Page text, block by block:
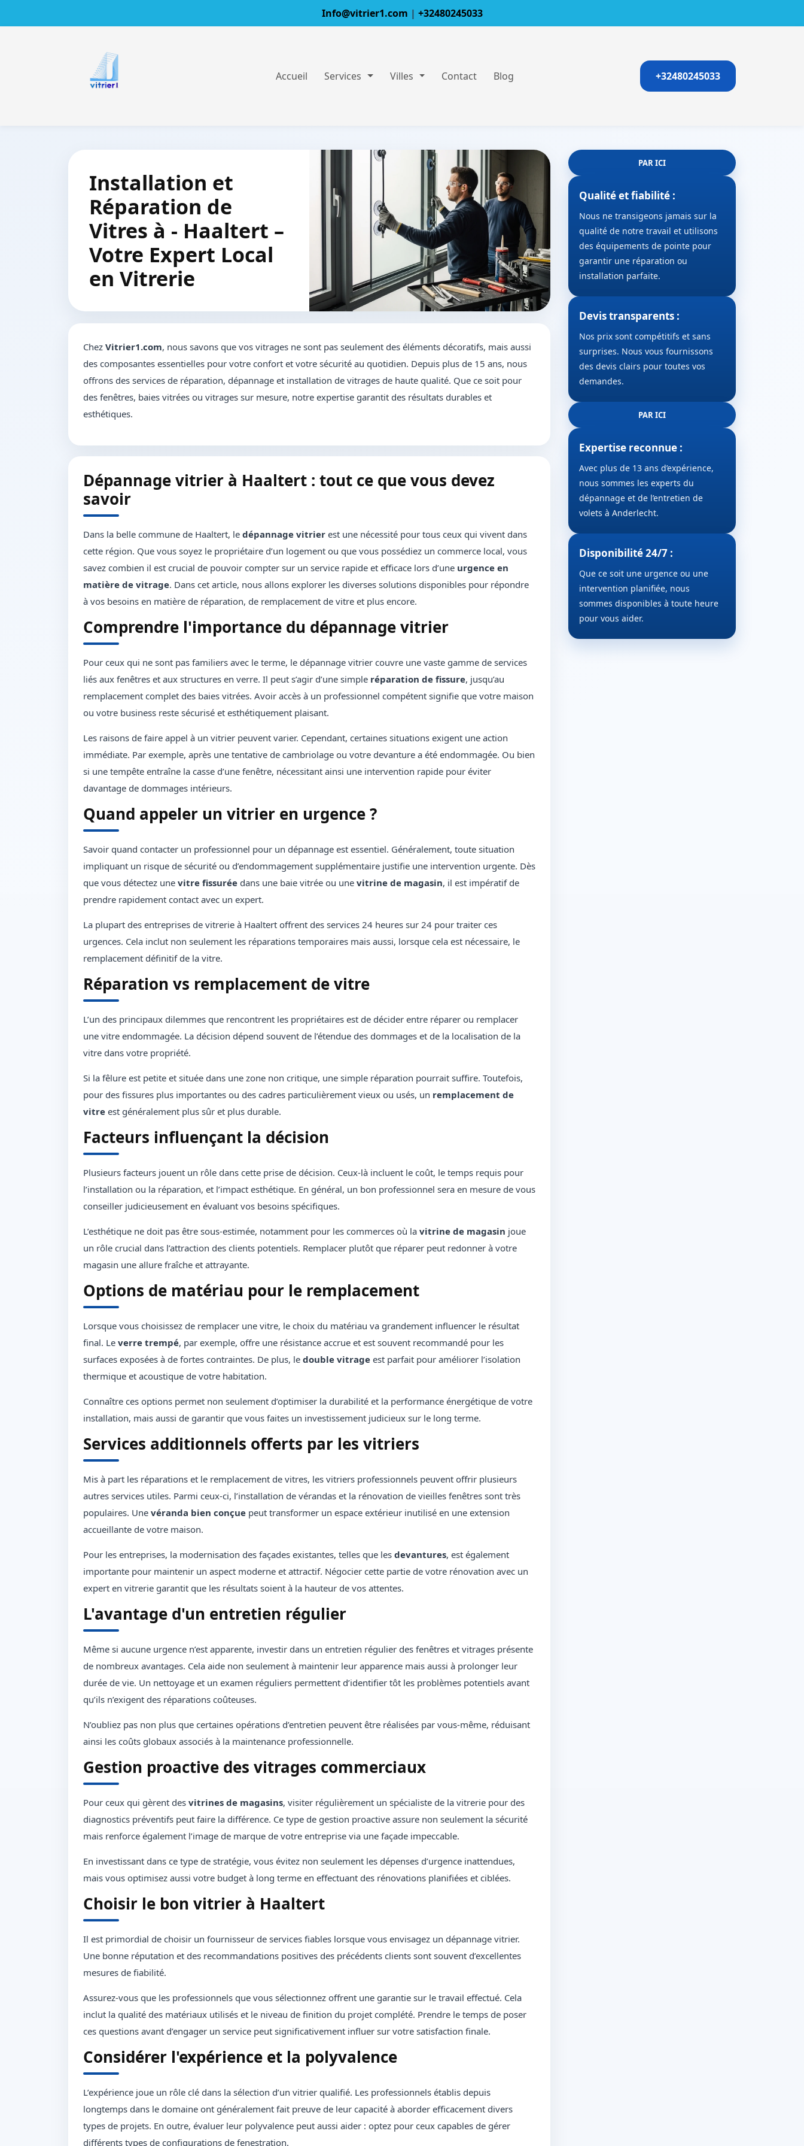
Info@vitrier1.com | +32480245033
Accueil Services Villes Contact Blog +32480245033
Installation et
Réparation de
Vitres à - Haaltert –
Votre Expert Local
en Vitrerie
Chez Vitrier1.com, nous savons que vos vitrages ne sont pas seulement des éléments décoratifs, mais aussi
des composantes essentielles pour votre confort et votre sécurité au quotidien. Depuis plus de 15 ans, nous
offrons des services de réparation, dépannage et installation de vitrages de haute qualité. Que ce soit pour
des fenêtres, baies vitrées ou vitrages sur mesure, notre expertise garantit des résultats durables et
esthétiques.
Dépannage vitrier à Haaltert : tout ce que vous devez
savoir
Dans la belle commune de Haaltert, le dépannage vitrier est une nécessité pour tous ceux qui vivent dans
cette région. Que vous soyez le propriétaire d’un logement ou que vous possédiez un commerce local, vous
savez combien il est crucial de pouvoir compter sur un service rapide et efficace lors d’une urgence en
matière de vitrage. Dans cet article, nous allons explorer les diverses solutions disponibles pour répondre
à vos besoins en matière de réparation, de remplacement de vitre et plus encore.
Comprendre l'importance du dépannage vitrier
Pour ceux qui ne sont pas familiers avec le terme, le dépannage vitrier couvre une vaste gamme de services
liés aux fenêtres et aux structures en verre. Il peut s’agir d’une simple réparation de fissure, jusqu’au
remplacement complet des baies vitrées. Avoir accès à un professionnel compétent signifie que votre maison
ou votre business reste sécurisé et esthétiquement plaisant.
Les raisons de faire appel à un vitrier peuvent varier. Cependant, certaines situations exigent une action
immédiate. Par exemple, après une tentative de cambriolage ou votre devanture a été endommagée. Ou bien
si une tempête entraîne la casse d’une fenêtre, nécessitant ainsi une intervention rapide pour éviter
davantage de dommages intérieurs.
Quand appeler un vitrier en urgence ?
Savoir quand contacter un professionnel pour un dépannage est essentiel. Généralement, toute situation
impliquant un risque de sécurité ou d’endommagement supplémentaire justifie une intervention urgente. Dès
que vous détectez une vitre fissurée dans une baie vitrée ou une vitrine de magasin, il est impératif de
prendre rapidement contact avec un expert.
La plupart des entreprises de vitrerie à Haaltert offrent des services 24 heures sur 24 pour traiter ces
urgences. Cela inclut non seulement les réparations temporaires mais aussi, lorsque cela est nécessaire, le
remplacement définitif de la vitre.
Réparation vs remplacement de vitre
L’un des principaux dilemmes que rencontrent les propriétaires est de décider entre réparer ou remplacer
une vitre endommagée. La décision dépend souvent de l’étendue des dommages et de la localisation de la
vitre dans votre propriété.
Si la fêlure est petite et située dans une zone non critique, une simple réparation pourrait suffire. Toutefois,
pour des fissures plus importantes ou des cadres particulièrement vieux ou usés, un remplacement de
vitre est généralement plus sûr et plus durable.
Facteurs influençant la décision
Plusieurs facteurs jouent un rôle dans cette prise de décision. Ceux-là incluent le coût, le temps requis pour
l’installation ou la réparation, et l’impact esthétique. En général, un bon professionnel sera en mesure de vous
conseiller judicieusement en évaluant vos besoins spécifiques.
L’esthétique ne doit pas être sous-estimée, notamment pour les commerces où la vitrine de magasin joue
un rôle crucial dans l’attraction des clients potentiels. Remplacer plutôt que réparer peut redonner à votre
magasin une allure fraîche et attrayante.
Options de matériau pour le remplacement
Lorsque vous choisissez de remplacer une vitre, le choix du matériau va grandement influencer le résultat
final. Le verre trempé, par exemple, offre une résistance accrue et est souvent recommandé pour les
surfaces exposées à de fortes contraintes. De plus, le double vitrage est parfait pour améliorer l’isolation
thermique et acoustique de votre habitation.
Connaître ces options permet non seulement d’optimiser la durabilité et la performance énergétique de votre
installation, mais aussi de garantir que vous faites un investissement judicieux sur le long terme.
Services additionnels offerts par les vitriers
Mis à part les réparations et le remplacement de vitres, les vitriers professionnels peuvent offrir plusieurs
autres services utiles. Parmi ceux-ci, l’installation de vérandas et la rénovation de vieilles fenêtres sont très
populaires. Une véranda bien conçue peut transformer un espace extérieur inutilisé en une extension
accueillante de votre maison.
Pour les entreprises, la modernisation des façades existantes, telles que les devantures, est également
importante pour maintenir un aspect moderne et attractif. Négocier cette partie de votre rénovation avec un
expert en vitrerie garantit que les résultats soient à la hauteur de vos attentes.
L'avantage d'un entretien régulier
Même si aucune urgence n’est apparente, investir dans un entretien régulier des fenêtres et vitrages présente
de nombreux avantages. Cela aide non seulement à maintenir leur apparence mais aussi à prolonger leur
durée de vie. Un nettoyage et un examen réguliers permettent d’identifier tôt les problèmes potentiels avant
qu’ils n’exigent des réparations coûteuses.
N’oubliez pas non plus que certaines opérations d’entretien peuvent être réalisées par vous-même, réduisant
ainsi les coûts globaux associés à la maintenance professionnelle.
Gestion proactive des vitrages commerciaux
Pour ceux qui gèrent des vitrines de magasins, visiter régulièrement un spécialiste de la vitrerie pour des
diagnostics préventifs peut faire la différence. Ce type de gestion proactive assure non seulement la sécurité
mais renforce également l’image de marque de votre entreprise via une façade impeccable.
En investissant dans ce type de stratégie, vous évitez non seulement les dépenses d’urgence inattendues,
mais vous optimisez aussi votre budget à long terme en effectuant des rénovations planifiées et ciblées.
Choisir le bon vitrier à Haaltert
Il est primordial de choisir un fournisseur de services fiables lorsque vous envisagez un dépannage vitrier.
Une bonne réputation et des recommandations positives des précédents clients sont souvent d’excellentes
mesures de fiabilité.
Assurez-vous que les professionnels que vous sélectionnez offrent une garantie sur le travail effectué. Cela
inclut la qualité des matériaux utilisés et le niveau de finition du projet complété. Prendre le temps de poser
ces questions avant d’engager un service peut significativement influer sur votre satisfaction finale.
Considérer l'expérience et la polyvalence
L’expérience joue un rôle clé dans la sélection d’un vitrier qualifié. Les professionnels établis depuis
longtemps dans le domaine ont généralement fait preuve de leur capacité à aborder efficacement divers
types de projets. En outre, évaluer leur polyvalence peut aussi aider : optez pour ceux capables de gérer
différents types de configurations de fenestration.
PAR ICI
Qualité et fiabilité :
Nous ne transigeons jamais sur la
qualité de notre travail et utilisons
des équipements de pointe pour
garantir une réparation ou
installation parfaite.
Devis transparents :
Nos prix sont compétitifs et sans
surprises. Nous vous fournissons
des devis clairs pour toutes vos
demandes.
PAR ICI
Expertise reconnue :
Avec plus de 13 ans d’expérience,
nous sommes les experts du
dépannage et de l’entretien de
volets à Anderlecht.
Disponibilité 24/7 :
Que ce soit une urgence ou une
intervention planifiée, nous
sommes disponibles à toute heure
pour vous aider.